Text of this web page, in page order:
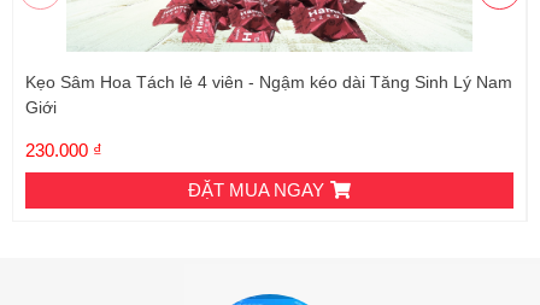
Kẹo Sâm Hoa Tách lẻ 4 viên - Ngậm kéo dài Tăng Sinh Lý Nam
Giới
230.000 ₫
ĐẶT MUA NGAY